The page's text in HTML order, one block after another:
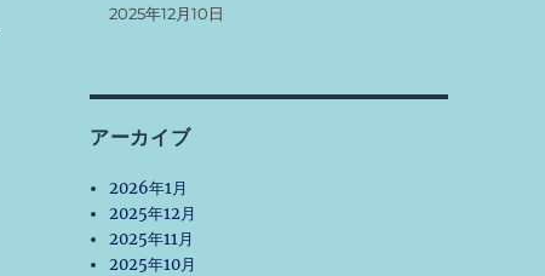
2025年12月10日
アーカイブ
2026年1月
2025年12月
2025年11月
2025年10月